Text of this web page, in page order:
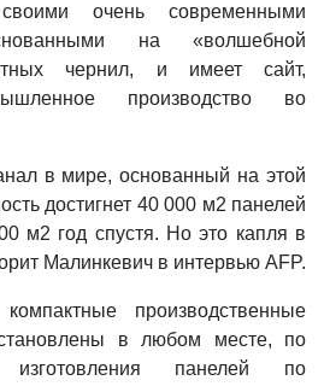
очень современными
на «волшебной
чернил, и имеет сайт,
производство во
в мире, основанный на этой
достигнет 40 000 м2 панелей
м2 год спустя. Но это капля в
Малинкевич в интервью AFP.
производственные
в любом месте, по
панелей по